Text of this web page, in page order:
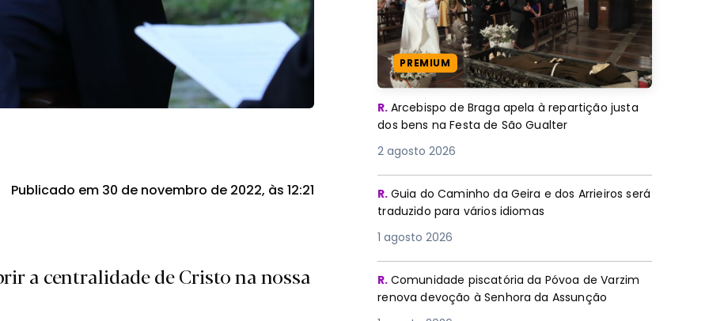
Publicado em 30 de novembro de 2022, às 12:21
a centralidade de Cristo na nossa
PREMIUM
R. Arcebispo de Braga apela à repartição justa
dos bens na Festa de São Gualter
2 agosto 2026
R. Guia do Caminho da Geira e dos Arrieiros será
traduzido para vários idiomas
1 agosto 2026
R. Comunidade piscatória da Póvoa de Varzim
renova devoção à Senhora da Assunção